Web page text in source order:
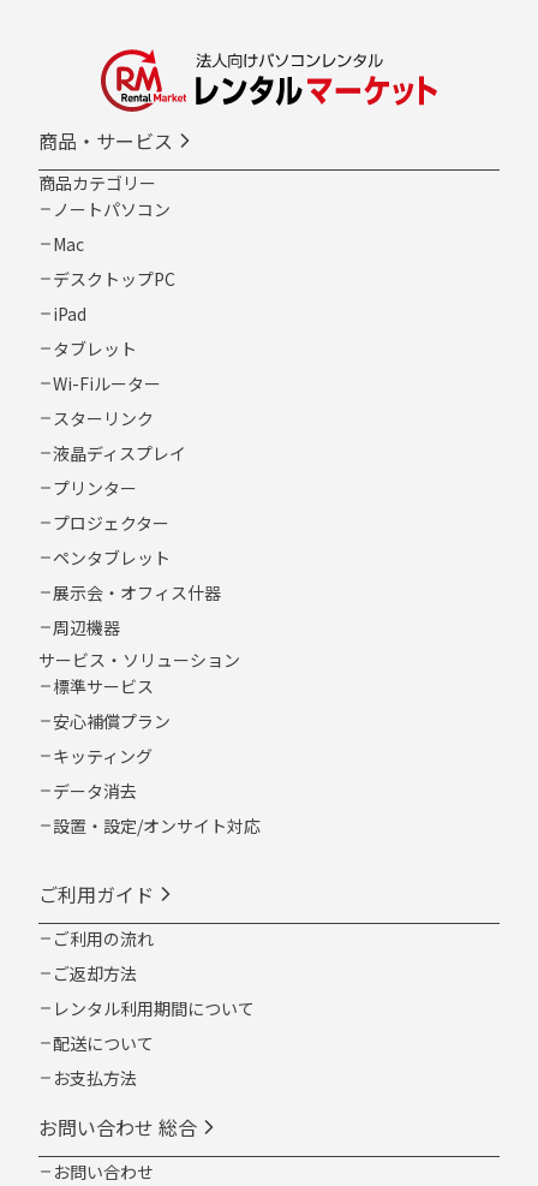
商品・サービス
商品カテゴリー
ノートパソコン
Mac
デスクトップPC
iPad
タブレット
Wi-Fiルーター
スターリンク
液晶ディスプレイ
プリンター
プロジェクター
ペンタブレット
展示会・オフィス什器
周辺機器
サービス・ソリューション
標準サービス
安心補償プラン
キッティング
データ消去
設置・設定/オンサイト対応
ご利用ガイド
ご利用の流れ
ご返却方法
レンタル利用期間について
配送について
お支払方法
お問い合わせ 総合
お問い合わせ